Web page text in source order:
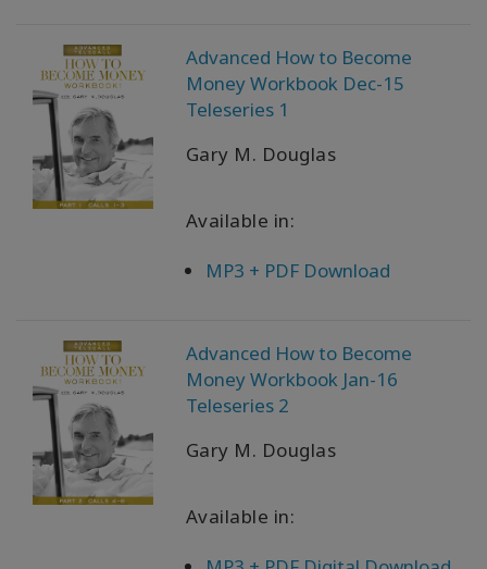
anzeigen
Autoren
anzeigen
Produkte
nach
Sprache
KONTAKT
SUCHE
Advanced How to Become
Money Workbook Dec-15
Teleseries 1
Gary M. Douglas
Available in:
MP3 + PDF Download
Advanced How to Become
Money Workbook Jan-16
Teleseries 2
Gary M. Douglas
Available in: